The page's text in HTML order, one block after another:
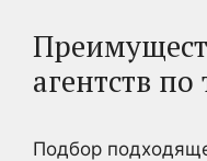
агентств по
Подбор